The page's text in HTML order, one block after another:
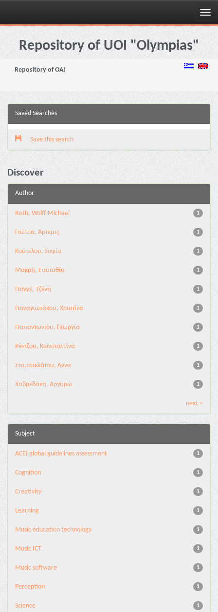
Skip
navigationRepository of UOI "Olympias"
Repository of OAI
Saved Searches
Save this search
Discover
Author
1
Roth, Wolff-Michael
1
Γιώτσα, Άρτεμις
1
Κούτελου, Σοφία
1
Μακρή, Ευσταθία
1
Παγγέ, Τζένη
1
Παναγιωτάκου, Χριστίνα
1
Παπαντωνίου, Γεωργία
1
Ρέντζου, Κωνσταντίνα
1
Σταματελάτου, Άννα
1
Χαβρεδάκη, Αργυρώ
next >
Subject
1
ACEI global guidelines assessment
1
Cognition
1
Creativity
1
Learning
1
Music education technology
1
Music ICT
1
Music software
1
Perception
1
Science